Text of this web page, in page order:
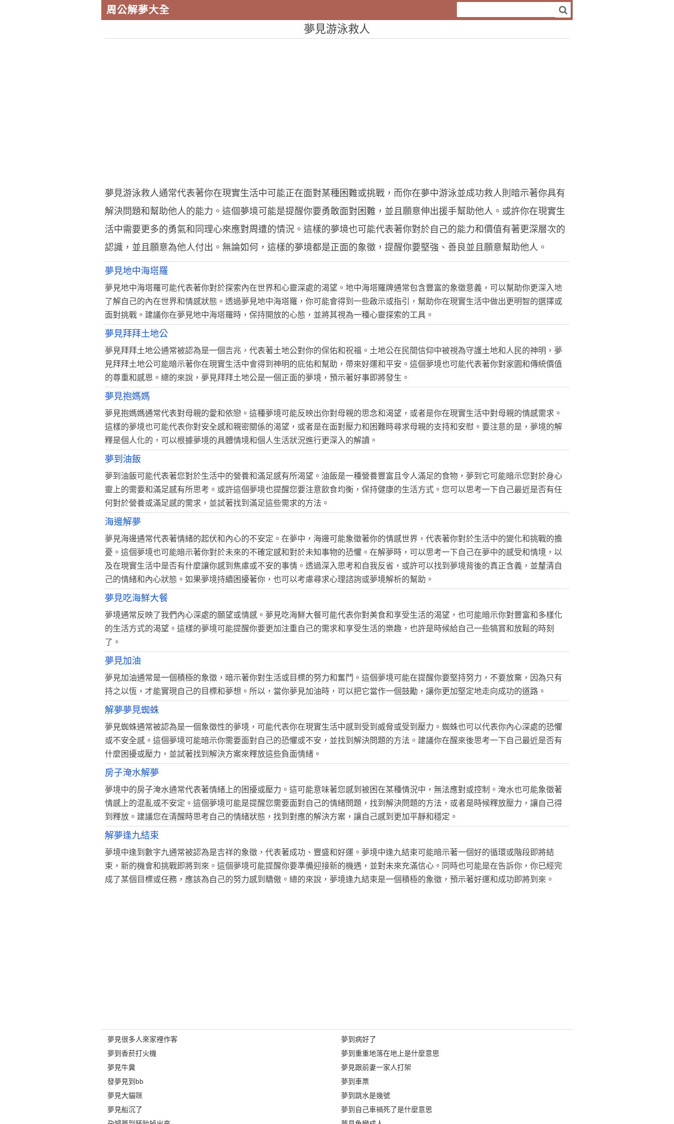
周公解夢大全
夢見游泳救人
夢見游泳救人通常代表著你在現實生活中可能正在面對某種困難或挑戰，而你在夢中游泳並成功救人則暗示著你具有
解決問題和幫助他人的能力。這個夢境可能是提醒你要勇敢面對困難，並且願意伸出援手幫助他人。或許你在現實生
活中需要更多的勇氣和同理心來應對周遭的情況。這樣的夢境也可能代表著你對於自己的能力和價值有著更深層次的
認識，並且願意為他人付出。無論如何，這樣的夢境都是正面的象徵，提醒你要堅強、善良並且願意幫助他人。
夢見地中海塔羅
夢見地中海塔羅可能代表著你對於探索內在世界和心靈深處的渴望。地中海塔羅牌通常包含豐富的象徵意義，可以幫助你更深入地
了解自己的內在世界和情感狀態。透過夢見地中海塔羅，你可能會得到一些啟示或指引，幫助你在現實生活中做出更明智的選擇或
面對挑戰。建議你在夢見地中海塔羅時，保持開放的心態，並將其視為一種心靈探索的工具。
夢見拜拜土地公
夢見拜拜土地公通常被認為是一個吉兆，代表著土地公對你的保佑和祝福。土地公在民間信仰中被視為守護土地和人民的神明，夢
見拜拜土地公可能暗示著你在現實生活中會得到神明的庇佑和幫助，帶來好運和平安。這個夢境也可能代表著你對家園和傳統價值
的尊重和感恩。總的來說，夢見拜拜土地公是一個正面的夢境，預示著好事即將發生。
夢見抱媽媽
夢見抱媽媽通常代表對母親的愛和依戀。這種夢境可能反映出你對母親的思念和渴望，或者是你在現實生活中對母親的情感需求。
這樣的夢境也可能代表你對安全感和親密關係的渴望，或者是在面對壓力和困難時尋求母親的支持和安慰。要注意的是，夢境的解
釋是個人化的，可以根據夢境的具體情境和個人生活狀況進行更深入的解讀。
夢到油飯
夢到油飯可能代表著您對於生活中的營養和滿足感有所渴望。油飯是一種營養豐富且令人滿足的食物，夢到它可能暗示您對於身心
靈上的需要和滿足感有所思考。或許這個夢境也提醒您要注意飲食均衡，保持健康的生活方式。您可以思考一下自己最近是否有任
何對於營養或滿足感的需求，並試著找到滿足這些需求的方法。
海邊解夢
夢見海邊通常代表著情緒的起伏和內心的不安定。在夢中，海邊可能象徵著你的情感世界，代表著你對於生活中的變化和挑戰的擔
憂。這個夢境也可能暗示著你對於未來的不確定感和對於未知事物的恐懼。在解夢時，可以思考一下自己在夢中的感受和情境，以
及在現實生活中是否有什麼讓你感到焦慮或不安的事情。透過深入思考和自我反省，或許可以找到夢境背後的真正含義，並釐清自
己的情緒和內心狀態。如果夢境持續困擾著你，也可以考慮尋求心理諮詢或夢境解析的幫助。
夢見吃海鮮大餐
夢境通常反映了我們內心深處的願望或情感。夢見吃海鮮大餐可能代表你對美食和享受生活的渴望，也可能暗示你對豐富和多樣化
的生活方式的渴望。這樣的夢境可能提醒你要更加注重自己的需求和享受生活的樂趣，也許是時候給自己一些犒賞和放鬆的時刻
了。
夢見加油
夢見加油通常是一個積極的象徵，暗示著你對生活或目標的努力和奮鬥。這個夢境可能在提醒你要堅持努力，不要放棄，因為只有
持之以恆，才能實現自己的目標和夢想。所以，當你夢見加油時，可以把它當作一個鼓勵，讓你更加堅定地走向成功的道路。
解夢夢見蜘蛛
夢見蜘蛛通常被認為是一個象徵性的夢境，可能代表你在現實生活中感到受到威脅或受到壓力。蜘蛛也可以代表你內心深處的恐懼
或不安全感。這個夢境可能暗示你需要面對自己的恐懼或不安，並找到解決問題的方法。建議你在醒來後思考一下自己最近是否有
什麼困擾或壓力，並試著找到解決方案來釋放這些負面情緒。
房子淹水解夢
夢境中的房子淹水通常代表著情緒上的困擾或壓力。這可能意味著您感到被困在某種情況中，無法應對或控制。淹水也可能象徵著
情感上的混亂或不安定。這個夢境可能是提醒您需要面對自己的情緒問題，找到解決問題的方法，或者是時候釋放壓力，讓自己得
到釋放。建議您在清醒時思考自己的情緒狀態，找到對應的解決方案，讓自己感到更加平靜和穩定。
解夢逢九結束
夢境中逢到數字九通常被認為是吉祥的象徵，代表著成功、豐盛和好運。夢境中逢九結束可能暗示著一個好的循環或階段即將結
束，新的機會和挑戰即將到來。這個夢境可能提醒你要準備迎接新的機遇，並對未來充滿信心。同時也可能是在告訴你，你已經完
成了某個目標或任務，應該為自己的努力感到驕傲。總的來說，夢境逢九結束是一個積極的象徵，預示著好運和成功即將到來。
夢見很多人來家裡作客
夢到香菸打火機
夢見牛糞
發夢見到bb
夢見大貓咪
夢見船沉了
夢到病好了
夢到重重地落在地上是什麼意思
夢見跟前妻一家人打架
夢到車票
夢到跳水是幾號
夢到自己車禍死了是什麼意思